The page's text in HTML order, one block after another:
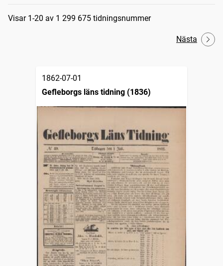
Sökresultat
Visar 1-20 av 1 299 675 tidningsnummer
Nästa
1862-07-01
Gefleborgs läns tidning (1836)